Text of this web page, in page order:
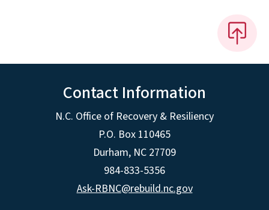
Contact Information
N.C. Office of Recovery & Resiliency
P.O. Box 110465
Durham, NC 27709
984-833-5356
Ask-RBNC@rebuild.nc.gov